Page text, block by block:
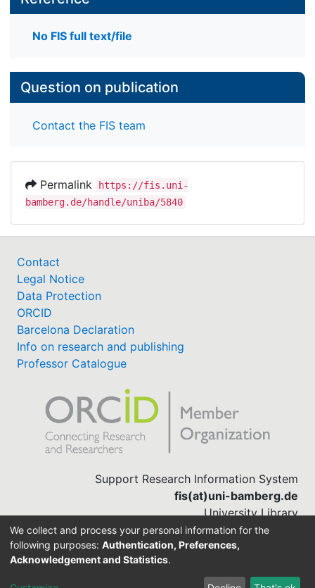
No FIS full text/file
Question on publication
Contact the FIS team
Permalink
https://fis.uni-
bamberg.de/handle/uniba/5840
Contact
Legal Notice
Data Protection
ORCID
Barcelona Declaration
Info on research and publishing
Professor Catalogue
Support Research Information System
fis(at)uni-bamberg.de
University Library
(0951) 863-1568
DSpace-CRIS software
We collect and process your personal information for the
following purposes: Authentication, Preferences,
Acknowledgement and Statistics.